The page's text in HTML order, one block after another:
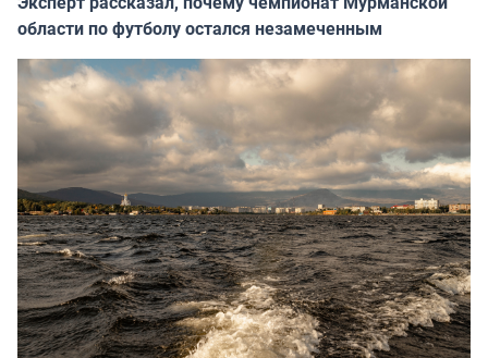
области по футболу остался незамеченным